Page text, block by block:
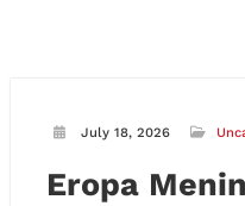
July 18, 2026
Eropa